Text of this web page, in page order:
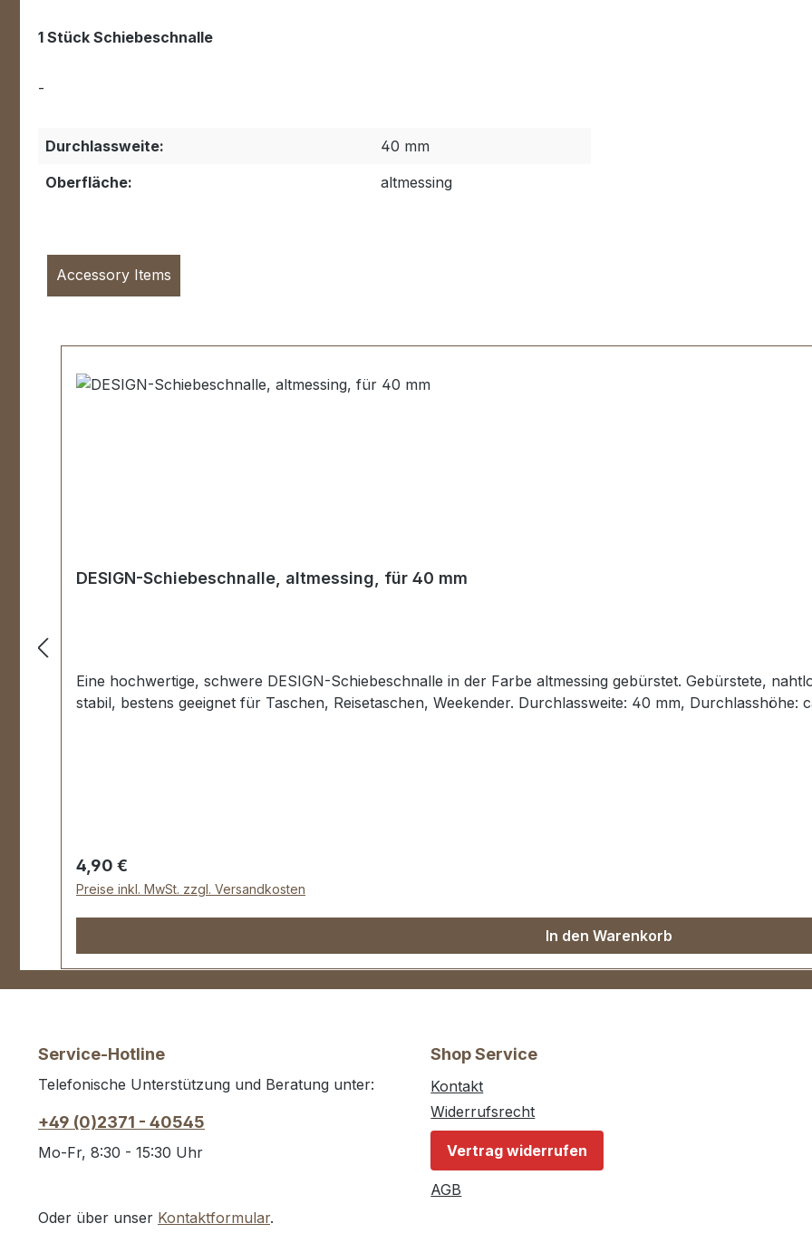
1 Stück Schiebeschnalle
-
Durchlassweite:
40 mm
Oberfläche:
altmessing
Accessory Items
DESIGN-Schiebeschnalle, altmessing, für 40 mm
Eine hochwertige, schwere DESIGN-Schiebeschnalle in der Farbe altmessing gebürstet. Gebürstete,
stabil, bestens geeignet für Taschen, Reisetaschen, Weekender. Durchlassweite: 40 mm, Durchlasshöhe:
Regulärer Preis:
4,90 €
Preise inkl. MwSt. zzgl. Versandkosten
In den Warenkorb
Service-Hotline
Telefonische Unterstützung und Beratung unter:
+49 (0)2371 - 40545
Mo-Fr, 8:30 - 15:30 Uhr
Oder über unser Kontaktformular.
Shop Service
Kontakt
Widerrufsrecht
Vertrag widerrufen
AGB